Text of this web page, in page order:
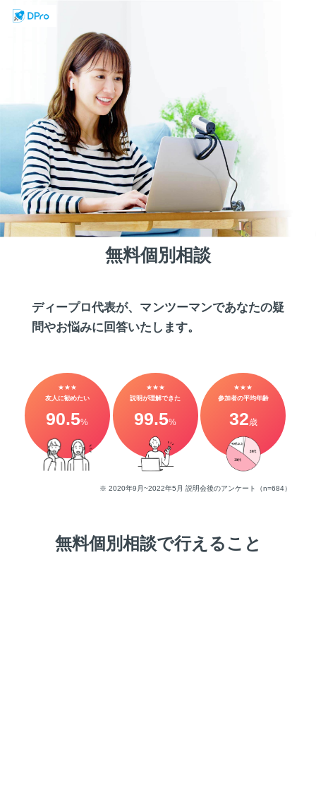
無料個別相談
ディープロ代表が、マンツーマンであなたの疑
問やお悩みに回答いたします。
★★★
友人に勧めたい
90.5%
★★★
説明が理解できた
99.5%
★★★
参加者の平均年齢
32歳
※ 2020年9月~2022年5月 説明会後のアンケート（n=684）
無料個別相談で行えること